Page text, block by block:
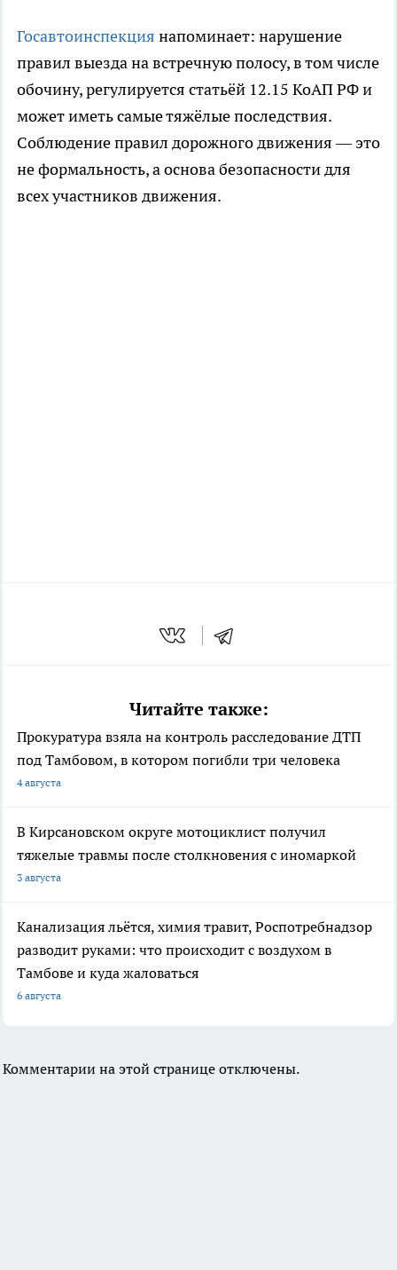
Госавтоинспекция напоминает: нарушение
правил выезда на встречную полосу, в том числе
обочину, регулируется статьёй 12.15 КоАП РФ и
может иметь самые тяжёлые последствия.
Соблюдение правил дорожного движения — это
не формальность, а основа безопасности для
всех участников движения.
Читайте также:
Прокуратура взяла на контроль расследование ДТП
под Тамбовом, в котором погибли три человека
4 августа
В Кирсановском округе мотоциклист получил
тяжелые травмы после столкновения с иномаркой
3 августа
Канализация льётся, химия травит, Роспотребнадзор
разводит руками: что происходит с воздухом в
Тамбове и куда жаловаться
6 августа
Комментарии на этой странице отключены.